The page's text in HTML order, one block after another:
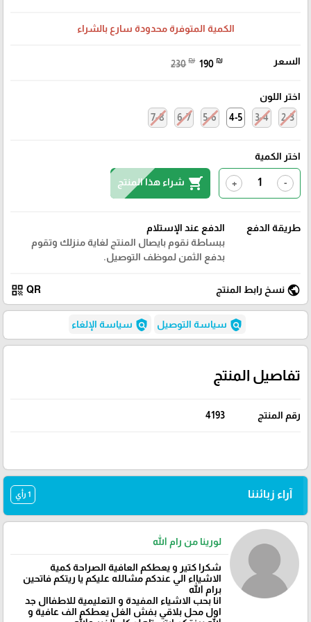
الكمية المتوفرة محدودة سارع بالشراء
السعر 230 ₪ 190 ₪
اختر اللون
2-3
3-4
4-5
5-6
6-7
7-8
اختر الكمية
-
+
shopping_cart شراء هذا المنتج
طريقة الدفع
الدفع عند الإستلام
ببساطة نقوم بايصال المنتج لغاية منزلك وتقوم
بدفع الثمن لموظف التوصيل.
public نسخ رابط المنتج QR
qr_code
policy سياسة التوصيل policy سياسة الإلغاء
تفاصيل المنتج
رقم المنتج 4193
آراء زبائننا 1 رأي
لورينا من رام الله
شكرا كتير و يعطكم العافية الصراحة كمية
الاشيااء الي عندكم مشالله عليكم يا ريتكم فاتحين
برام الله
انا بحب الاشياء المفيدة و التعليمية للاطفاال جد
اول محل بلاقي بفش الغل يعطكم الف عافية و